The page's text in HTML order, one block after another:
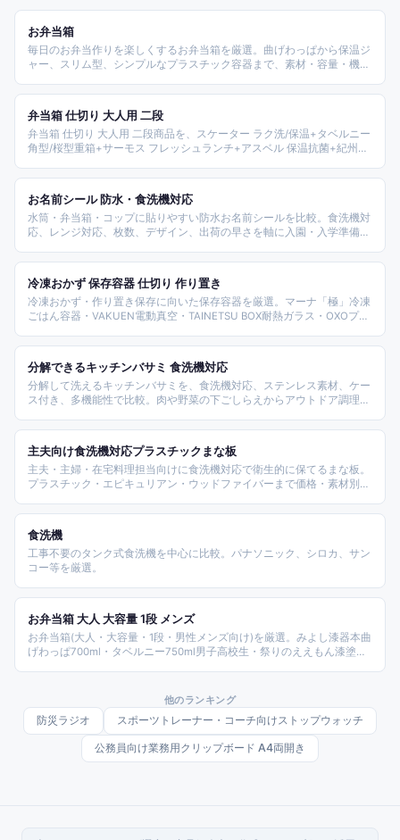
お弁当箱
毎日のお弁当作りを楽しくするお弁当箱を厳選。曲げわっぱから保温ジ
ャー、スリム型、シンプルなプラスチック容器まで、素材・容量・機能
弁当箱 仕切り 大人用 二段
弁当箱 仕切り 大人用 二段商品を、スケーター ラク洗/保温+タベルニー
角型/桜型重箱+サーモス フレッシュランチ+アスベル 保温抗菌+紀州器
ブランド別+タイプ別で整理した2026年版ガイドとされる。
お名前シール 防水・食洗機対応
水筒・弁当箱・コップに貼りやすい防水お名前シールを比較。食洗機対
応、レンジ対応、枚数、デザイン、出荷の早さを軸に入園・入学準備向
冷凍おかず 保存容器 仕切り 作り置き
冷凍おかず・作り置き保存に向いた保存容器を厳選。マーナ「極」冷凍
ごはん容器・VAKUEN電動真空・TAINETSU BOX耐熱ガラス・OXOプレ
網羅し、素材・サイズ別に選び方を整理した。
分解できるキッチンバサミ 食洗機対応
分解して洗えるキッチンバサミを、食洗機対応、ステンレス素材、ケー
ス付き、多機能性で比較。肉や野菜の下ごしらえからアウトドア調理ま
主夫向け食洗機対応プラスチックまな板
主夫・主婦・在宅料理担当向けに食洗機対応で衛生的に保てるまな板。
プラスチック・エピキュリアン・ウッドファイバーまで価格・素材別に
食洗機
工事不要のタンク式食洗機を中心に比較。パナソニック、シロカ、サン
コー等を厳選。
お弁当箱 大人 大容量 1段 メンズ
お弁当箱(大人・大容量・1段・男性メンズ向け)を厳選。みよし漆器本曲
げわっぱ700ml・タベルニー750ml男子高校生・祭りのええもん漆塗
房アイザワステンレス・BACKYARD le bois homme等タイプ別整理。
他のランキング
防災ラジオ スポーツトレーナー・コーチ向けストップウォッチ
公務員向け業務用クリップボード A4両開き